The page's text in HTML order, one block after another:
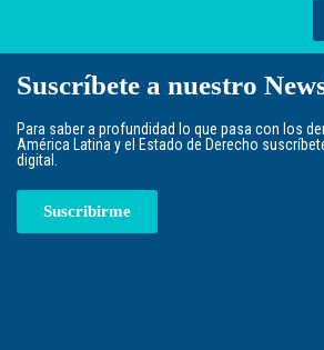
Suscríbete a nuestro
Para saber a profundidad lo que pasa con los
América Latina y el Estado de Derecho
digital.
Suscribirme